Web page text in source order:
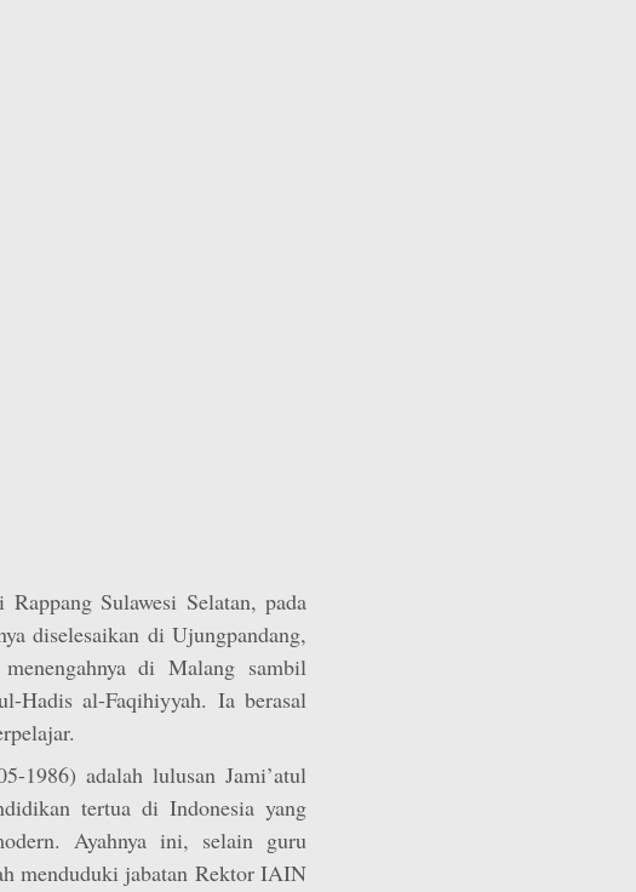
Sulawesi Selatan, pada
diselesaikan di Ujungpandang,
di Malang sambil
Hadis al-Faqihiyyah. Ia berasal
1986) adalah lulusan Jami’atul
tertua di Indonesia yang
Ayahnya ini, selain guru
menduduki jabatan Rektor IAIN